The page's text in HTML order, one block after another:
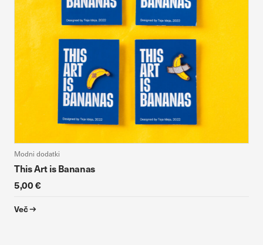
Modni dodatki
This Art is Bananas
5,00 €
Več